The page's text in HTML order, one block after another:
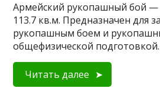
Армейский рукопашный бой —
113.7 кв.м. Предназначен для
рукопашным боем и
общефизической подготовкой.
Читать далее